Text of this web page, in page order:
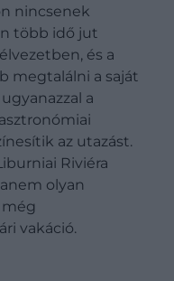
nincsenek
több idő jut
és a
megtalálni a saját
a
az utazást.
Riviéra
olyan
még
vakáció.